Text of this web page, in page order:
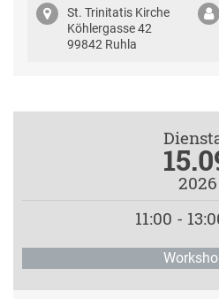
St. Trinitatis Kirche
Köhlergasse 42
99842 Ruhla
2026
11:00 -